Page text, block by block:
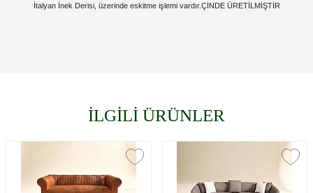
İtalyan İnek Derisi, üzerinde eskitme işlemi vardır.ÇİNDE ÜRETİLMİŞTİR
İLGİLİ ÜRÜNLER